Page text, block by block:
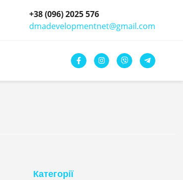
+38 (096) 2025 576
dmadevelopmentnet@gmail.com
Категорії